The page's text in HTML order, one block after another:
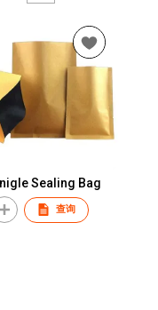
Sealing Bag
查询